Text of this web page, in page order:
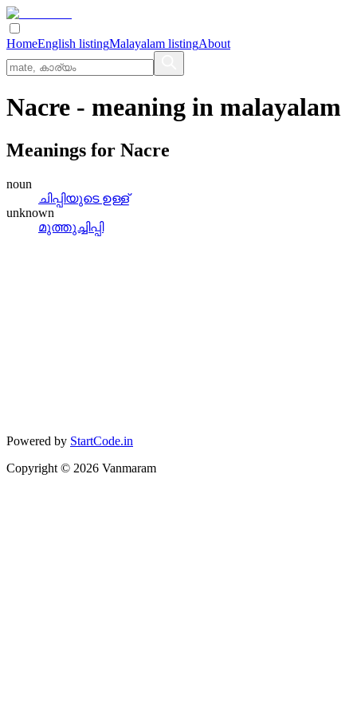
HomeEnglish listingMalayalam listingAbout
Nacre - meaning in malayalam
Meanings for Nacre
noun
ചിപ്പിയുടെ ഉള്ള്
unknown
മുത്തുച്ചിപ്പി
Powered by StartCode.in
Copyright © 2026 Vanmaram